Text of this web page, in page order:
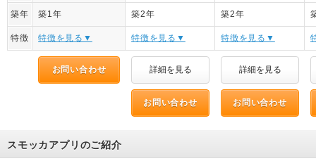
築年 築1年 築2年 築2年
特徴 特徴を見る▼ 特徴を見る▼ 特徴を見る▼
お問い合わせ 詳細を見る 詳細を見る
お問い合わせ お問い合わせ
スモッカアプリのご紹介